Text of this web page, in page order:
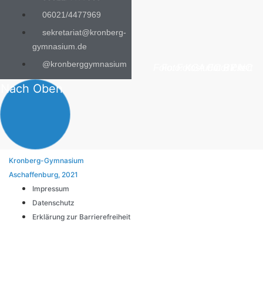
06021/4477969
sekretariat@kronberg-
gymnasium.de
@kronberggymnasium
Nach Oben
Kronberg-Gymnasium
Aschaffenburg, 2021
Impressum
Datenschutz
Erklärung zur Barrierefreiheit